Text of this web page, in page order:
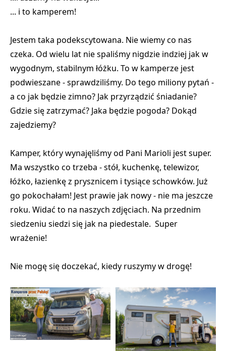
... i to kamperem!
Jestem taka podekscytowana. Nie wiemy co nas
czeka. Od wielu lat nie spaliśmy nigdzie indziej jak w
wygodnym, stabilnym łóżku. To w kamperze jest
podwieszane - sprawdziliśmy. Do tego miliony pytań -
a co jak będzie zimno? Jak przyrządzić śniadanie?
Gdzie się zatrzymać? Jaka będzie pogoda? Dokąd
zajedziemy?
Kamper, który wynajęliśmy od Pani Marioli jest super.
Ma wszystko co trzeba - stół, kuchenkę, telewizor,
łóżko, łazienkę z prysznicem i tysiące schowków. Już
go pokochałam! Jest prawie jak nowy - nie ma jeszcze
roku. Widać to na naszych zdjęciach. Na przednim
siedzeniu siedzi się jak na piedestale. Super
wrażenie!
Nie mogę się doczekać, kiedy ruszymy w drogę!